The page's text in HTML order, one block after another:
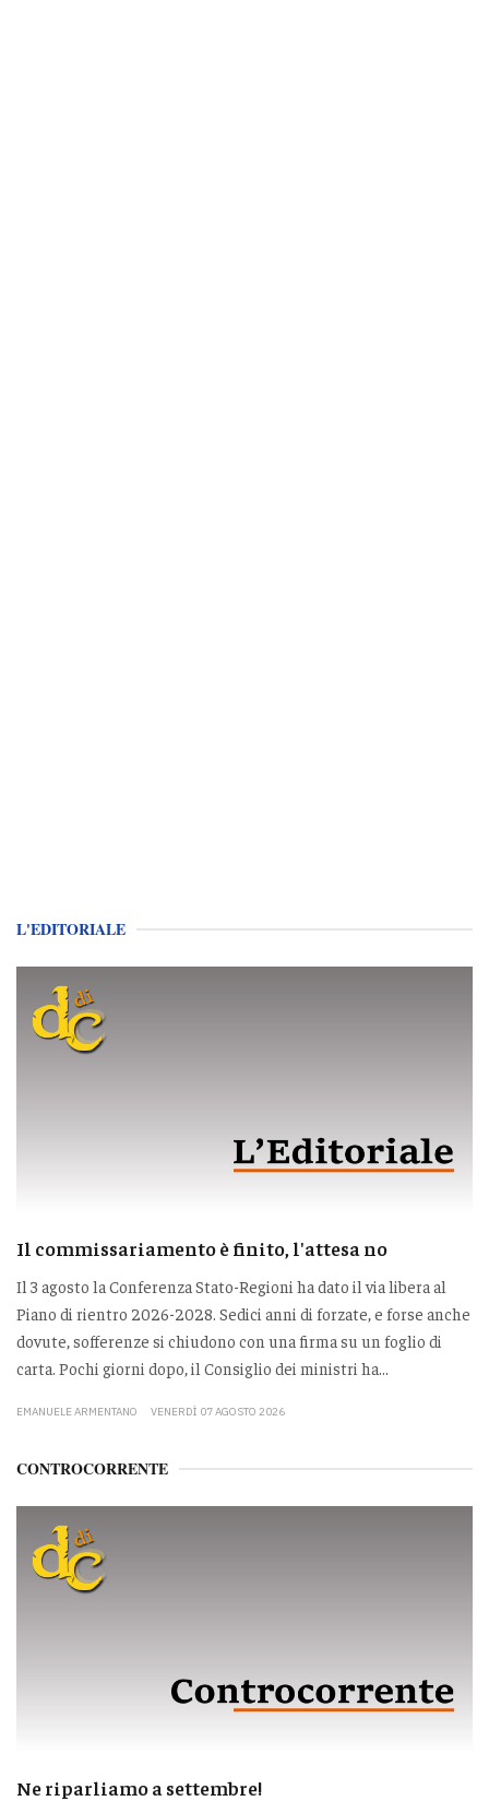
L'EDITORIALE
Il commissariamento è finito, l'attesa no
Il 3 agosto la Conferenza Stato-Regioni ha dato il via libera al
Piano di rientro 2026-2028. Sedici anni di forzate, e forse anche
dovute, sofferenze si chiudono con una firma su un foglio di
carta. Pochi giorni dopo, il Consiglio dei ministri ha...
EMANUELE ARMENTANO VENERDÌ 07 AGOSTO 2026
CONTROCORRENTE
Ne riparliamo a settembre!